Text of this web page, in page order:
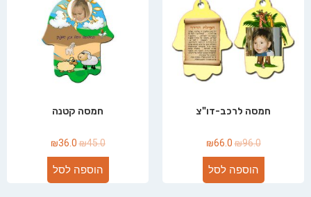
חמסה לרכב-דו"צ
₪96.0
₪66.0
הוספה לסל
חמסה קטנה
₪45.0
₪36.0
הוספה לסל